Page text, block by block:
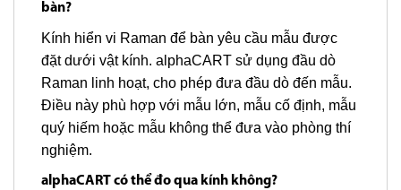
bàn?
Kính hiển vi Raman để bàn yêu cầu mẫu được
đặt dưới vật kính. alphaCART sử dụng đầu dò
Raman linh hoạt, cho phép đưa đầu dò đến mẫu.
Điều này phù hợp với mẫu lớn, mẫu cố định, mẫu
quý hiếm hoặc mẫu không thể đưa vào phòng thí
nghiệm.
alphaCART có thể đo qua kính không?